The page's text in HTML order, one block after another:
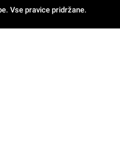
Vse pravice pridržane.